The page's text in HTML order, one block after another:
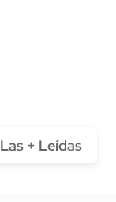
Las + Leídas